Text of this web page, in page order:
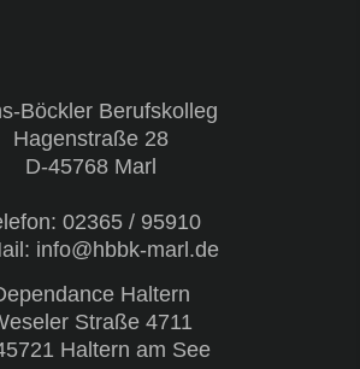
Böckler Berufskolleg
Hagenstraße 28
D-45768 Marl
02365 / 95910
info@hbbk-marl.de
Haltern
Straße 4711
Haltern am See